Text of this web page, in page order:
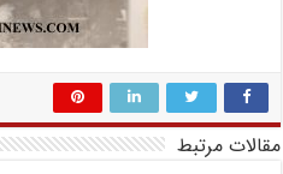
مقالات مرتبط